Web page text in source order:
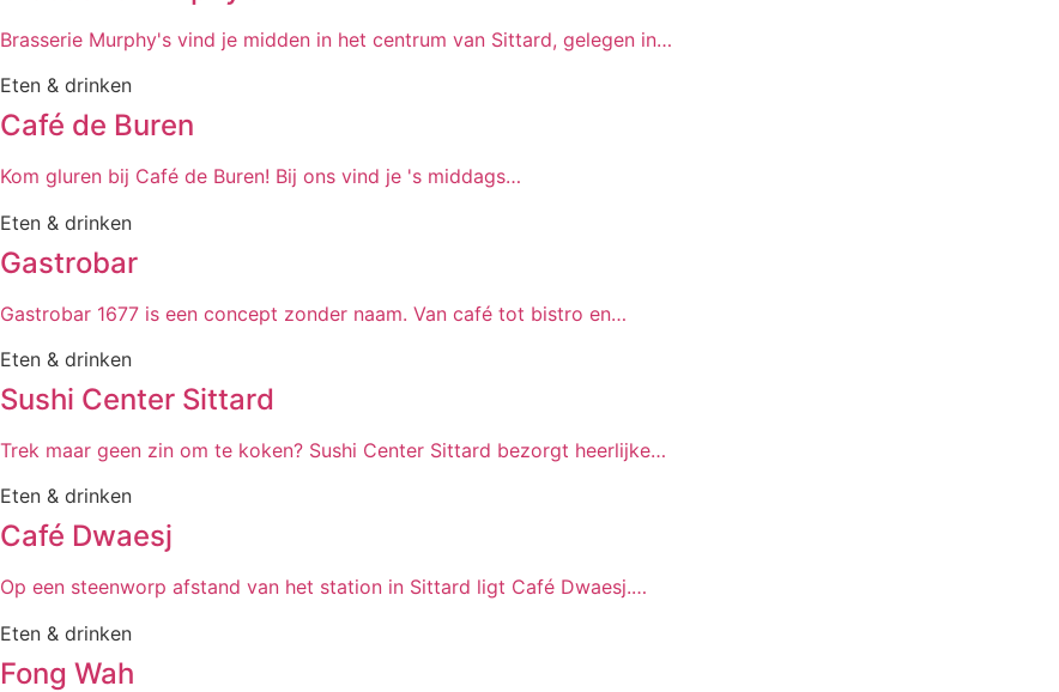
Brasserie Murphy's vind je midden in het centrum van Sittard, gelegen in…
Eten & drinken
Café de Buren
Kom gluren bij Café de Buren! Bij ons vind je 's middags…
Eten & drinken
Gastrobar
Gastrobar 1677 is een concept zonder naam. Van café tot bistro en…
Eten & drinken
Sushi Center Sittard
Trek maar geen zin om te koken? Sushi Center Sittard bezorgt heerlijke…
Eten & drinken
Café Dwaesj
Op een steenworp afstand van het station in Sittard ligt Café Dwaesj.…
Eten & drinken
Fong Wah